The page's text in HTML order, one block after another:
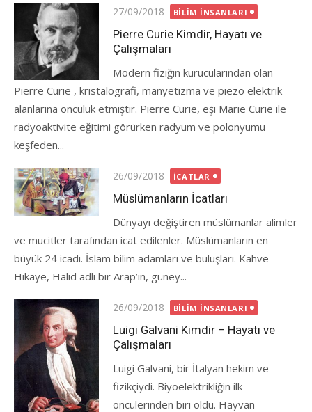
Posted
on
27/09/2018 BILIM İNSANLARI
Pierre Curie Kimdir, Hayatı ve
Çalışmaları
Modern fiziğin kurucularından olan
Pierre Curie , kristalografi, manyetizma ve piezo elektrik
alanlarına öncülük etmiştir. Pierre Curie, eşi Marie Curie ile
radyoaktivite eğitimi görürken radyum ve polonyumu
keşfeden...
Posted
on
26/09/2018 İCATLAR
Müslümanların İcatları
Dünyayı değiştiren müslümanlar alimler
ve mucitler tarafından icat edilenler. Müslümanların en
büyük 24 icadı. İslam bilim adamları ve buluşları. Kahve
Hikaye, Halid adlı bir Arap’ın, güney...
Posted
on
26/09/2018 BILIM İNSANLARI
Luigi Galvani Kimdir – Hayatı ve
Çalışmaları
Luigi Galvani, bir İtalyan hekim ve
fizikçiydi. Biyoelektrikliğin ilk
öncülerinden biri oldu. Hayvan